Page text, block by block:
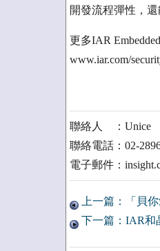
開發流程彈性，
更多IAR
www.iar.com/
聯絡人 ：Unice
聯絡電話：02-
電子郵件：
上一篇：「貝你
下一篇：IAR和